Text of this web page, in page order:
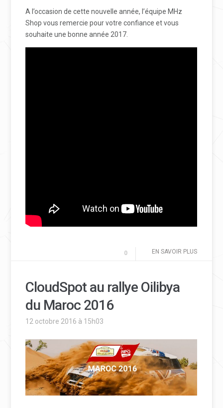
A l’occasion de cette nouvelle année, l’équipe MHz
Shop vous remercie pour votre confiance et vous
souhaite une bonne année 2017.
EN SAVOIR PLUS
0
CloudSpot au rallye Oilibya
du Maroc 2016
12 octobre 2016 à 15h03